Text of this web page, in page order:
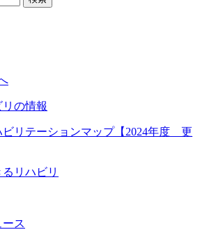
の情報
ビリテーションマップ【2024年度 更
リハビリ
ス